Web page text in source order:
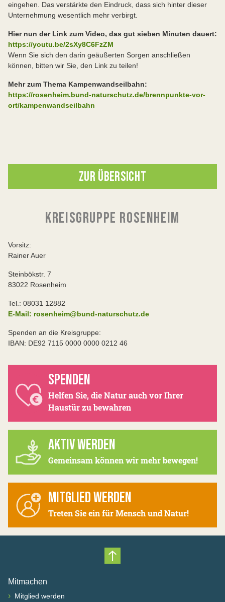
eingehen. Das verstärkte den Eindruck, dass sich hinter dieser
Unternehmung wesentlich mehr verbirgt.
Hier nun der Link zum Video, das gut sieben Minuten dauert:
https://youtu.be/2sXy8C6FzZM
Wenn Sie sich den darin geäußerten Sorgen anschließen
können, bitten wir Sie, den Link zu teilen!
Mehr zum Thema Kampenwandseilbahn:
https://rosenheim.bund-naturschutz.de/brennpunkte-vor-
ort/kampenwandseilbahn
ZUR ÜBERSICHT
KREISGRUPPE ROSENHEIM
Vorsitz:
Rainer Auer
Steinbökstr. 7
83022 Rosenheim
Tel.: 08031 12882
E-Mail: rosenheim@bund-naturschutz.de
Spenden an die Kreisgruppe:
IBAN: DE92 7115 0000 0000 0212 46
SPENDEN
Helfen Sie, die Natur auch vor Ihrer
Haustür zu bewahren
AKTIV WERDEN
Gemeinsam können wir mehr bewegen!
MITGLIED WERDEN
Treten Sie ein für Mensch und Natur!
Nach oben scrollen
Mitmachen
› Mitglied werden